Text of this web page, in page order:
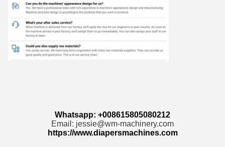
Whatsapp: +008615805080212
Email: jessie@wm-machinery.com
https://www.diapersmachines.com